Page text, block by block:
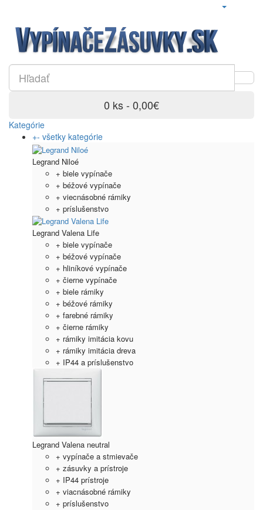
0 ks - 0,00€
Kategórie
+- všetky kategórie
Legrand Niloé
+ biele vypínače
+ béžové vypínače
+ viecnásobné rámiky
+ príslušenstvo
Legrand Valena Life
+ biele vypínače
+ béžové vypínače
+ hliníkové vypínače
+ čierne vypínače
+ biele rámiky
+ béžové rámiky
+ farebné rámiky
+ čierne rámiky
+ rámiky imitácia kovu
+ rámiky imitácia dreva
+ IP44 a príslušenstvo
Legrand Valena neutral
+ vypínače a stmievače
+ zásuvky a prístroje
+ IP44 prístroje
+ viacnásobné rámiky
+ príslušenstvo